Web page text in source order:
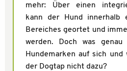
mehr: Über einen
kann der Hund innerhalb
Bereiches geortet und
werden. Doch was
Hundemarken auf sich und
der Dogtap nicht dazu?